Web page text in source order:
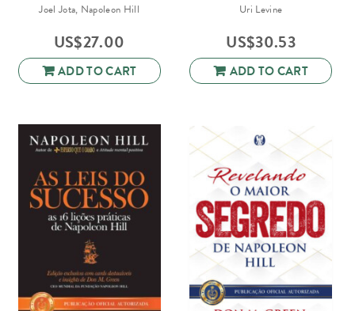
Joel Jota, Napoleon Hill
US$27.00
ADD TO CART
Uri Levine
US$30.53
ADD TO CART